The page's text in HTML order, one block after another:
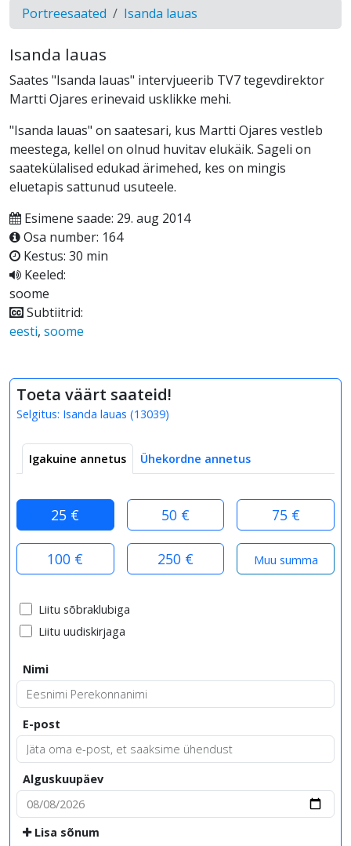
Portreesaated Isanda lauas
Isanda lauas
Saates "Isanda lauas" intervjueerib TV7 tegevdirektor
Martti Ojares erinevaid usklikke mehi.
"Isanda lauas" on saatesari, kus Martti Ojares vestleb
meestega, kellel on olnud huvitav elukäik. Sageli on
saatekülalised edukad ärimehed, kes on mingis
eluetapis sattunud usuteele.
Esimene saade: 29. aug 2014
Osa number: 164
Kestus: 30 min
Keeled:
soome
Subtiitrid:
eesti, soome
Toeta väärt saateid!
Selgitus: Isanda lauas (13039)
Igakuine annetus Ühekordne annetus
25 € 50 € 75 €
100 € 250 €
Liitu sõbraklubiga
Liitu uudiskirjaga
Nimi
E-post
Alguskuupäev
Lisa sõnum